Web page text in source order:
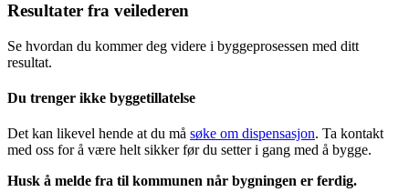
Resultater fra veilederen
Se hvordan du kommer deg videre i byggeprosessen med ditt
resultat.
Du trenger ikke byggetillatelse
Det kan likevel hende at du må søke om dispensasjon. Ta kontakt
med oss for å være helt sikker før du setter i gang med å bygge.
Husk å melde fra til kommunen når bygningen er ferdig.